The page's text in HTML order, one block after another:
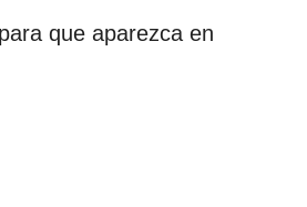
que aparezca en